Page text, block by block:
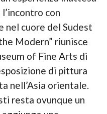
con
nel cuore del Sudest
Modern” riunisce
of Fine Arts di
di pittura
nell’Asia orientale.
resta ovunque un